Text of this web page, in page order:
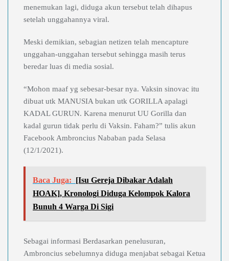
menemukan lagi, diduga akun tersebut telah dihapus
setelah unggahannya viral.
Meski demikian, sebagian netizen telah mencapture
unggahan-unggahan tersebut sehingga masih terus
beredar luas di media sosial.
“Mohon maaf yg sebesar-besar nya. Vaksin sinovac itu
dibuat utk MANUSIA bukan utk GORILLA apalagi
KADAL GURUN. Karena menurut UU Gorilla dan
kadal gurun tidak perlu di Vaksin. Faham?” tulis akun
Facebook Ambroncius Nababan pada Selasa
(12/1/2021).
Baca Juga: [Isu Gereja Dibakar Adalah
HOAK], Kronologi Diduga Kelompok Kalora
Bunuh 4 Warga Di Sigi
Sebagai informasi Berdasarkan penelusuran,
Ambroncius sebelumnya diduga menjabat sebagai Ketua